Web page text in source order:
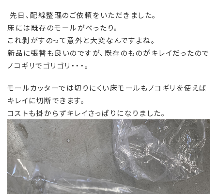
先日、配線整理のご依頼をいただきました。
床には既存のモールがべったり。
これ剥がすのって意外と大変なんですよね。
新品に張替も良いのですが、既存のものがキレイだったので
ノコギリでゴリゴリ・・・。
モールカッターでは切りにくい床モールもノコギリを使えば
キレイに切断できます。
コストも掛からずキレイさっぱりになりました。